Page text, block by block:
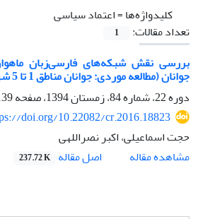
کلیدواژه‌ها =اعتماد سیاسی
تعداد مقالات:
1
بررسی نقش شبکه‌های فارسی‌زبان
جوانان (مطالعه موردی: جوانان مناطق 1 تا 5 شهر تهران)
دوره 22، شماره 84، زمستان 1394، صفحه
156
doi.org/10.22082/cr.2016.18823
حجت اسماعیلی، اکبر نصراللهی
مشاهده مقاله
اصل مقاله 237.72 K